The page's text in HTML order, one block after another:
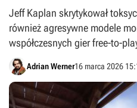
Jeff Kaplan skrytykował
również agresywne modele
współczesnych gier free-to-
Adrian Werner16 marca 2026